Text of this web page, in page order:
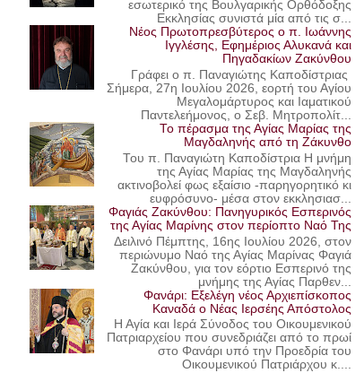
εσωτερικό της Βουλγαρικής Ορθόδοξης
Εκκλησίας συνιστά μία από τις σ...
Νέος Πρωτοπρεσβύτερος ο π. Ιωάννης
Ιγγλέσης, Εφημέριος Αλυκανά και
Πηγαδακίων Ζακύνθου
Γράφει ο π. Παναγιώτης Καποδίστριας
Σήμερα, 27η Ιουλίου 2026, εορτή του Αγίου
Μεγαλομάρτυρος και Ιαματικού
Παντελεήμονος, ο Σεβ. Μητροπολίτ...
Το πέρασμα της Αγίας Μαρίας της
Μαγδαληνής από τη Ζάκυνθο
Του π. Παναγιώτη Καποδίστρια Η μνήμη
της Αγίας Μαρίας της Μαγδαληνής
ακτινοβολεί φως εξαίσιο -παρηγορητικό κι
ευφρόσυνο- μέσα στον εκκλησιασ...
Φαγιάς Ζακύνθου: Πανηγυρικός Εσπερινός
της Αγίας Μαρίνης στον περίοπτο Ναό Της
Δειλινό Πέμπτης, 16ης Ιουλίου 2026, στον
περιώνυμο Ναό της Αγίας Μαρίνας Φαγιά
Ζακύνθου, για τον εόρτιο Εσπερινό της
μνήμης της Αγίας Παρθεν...
Φανάρι: Εξελέγη νέος Αρχιεπίσκοπος
Καναδά ο Νέας Ιερσέης Απόστολος
Η Αγία και Ιερά Σύνοδος του Οικουμενικού
Πατριαρχείου που συνεδριάζει από το πρωί
στο Φανάρι υπό την Προεδρία του
Οικουμενικού Πατριάρχου κ....